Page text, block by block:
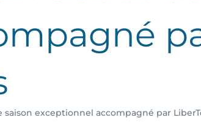
saison exceptionnel accompagné par